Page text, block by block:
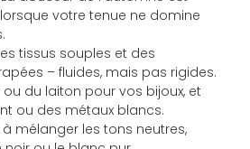
votre tenue ne domine
tissus souples et des
– fluides, mais pas rigides.
ou du laiton pour vos bijoux, et
ou des métaux blancs.
à mélanger les tons neutres,